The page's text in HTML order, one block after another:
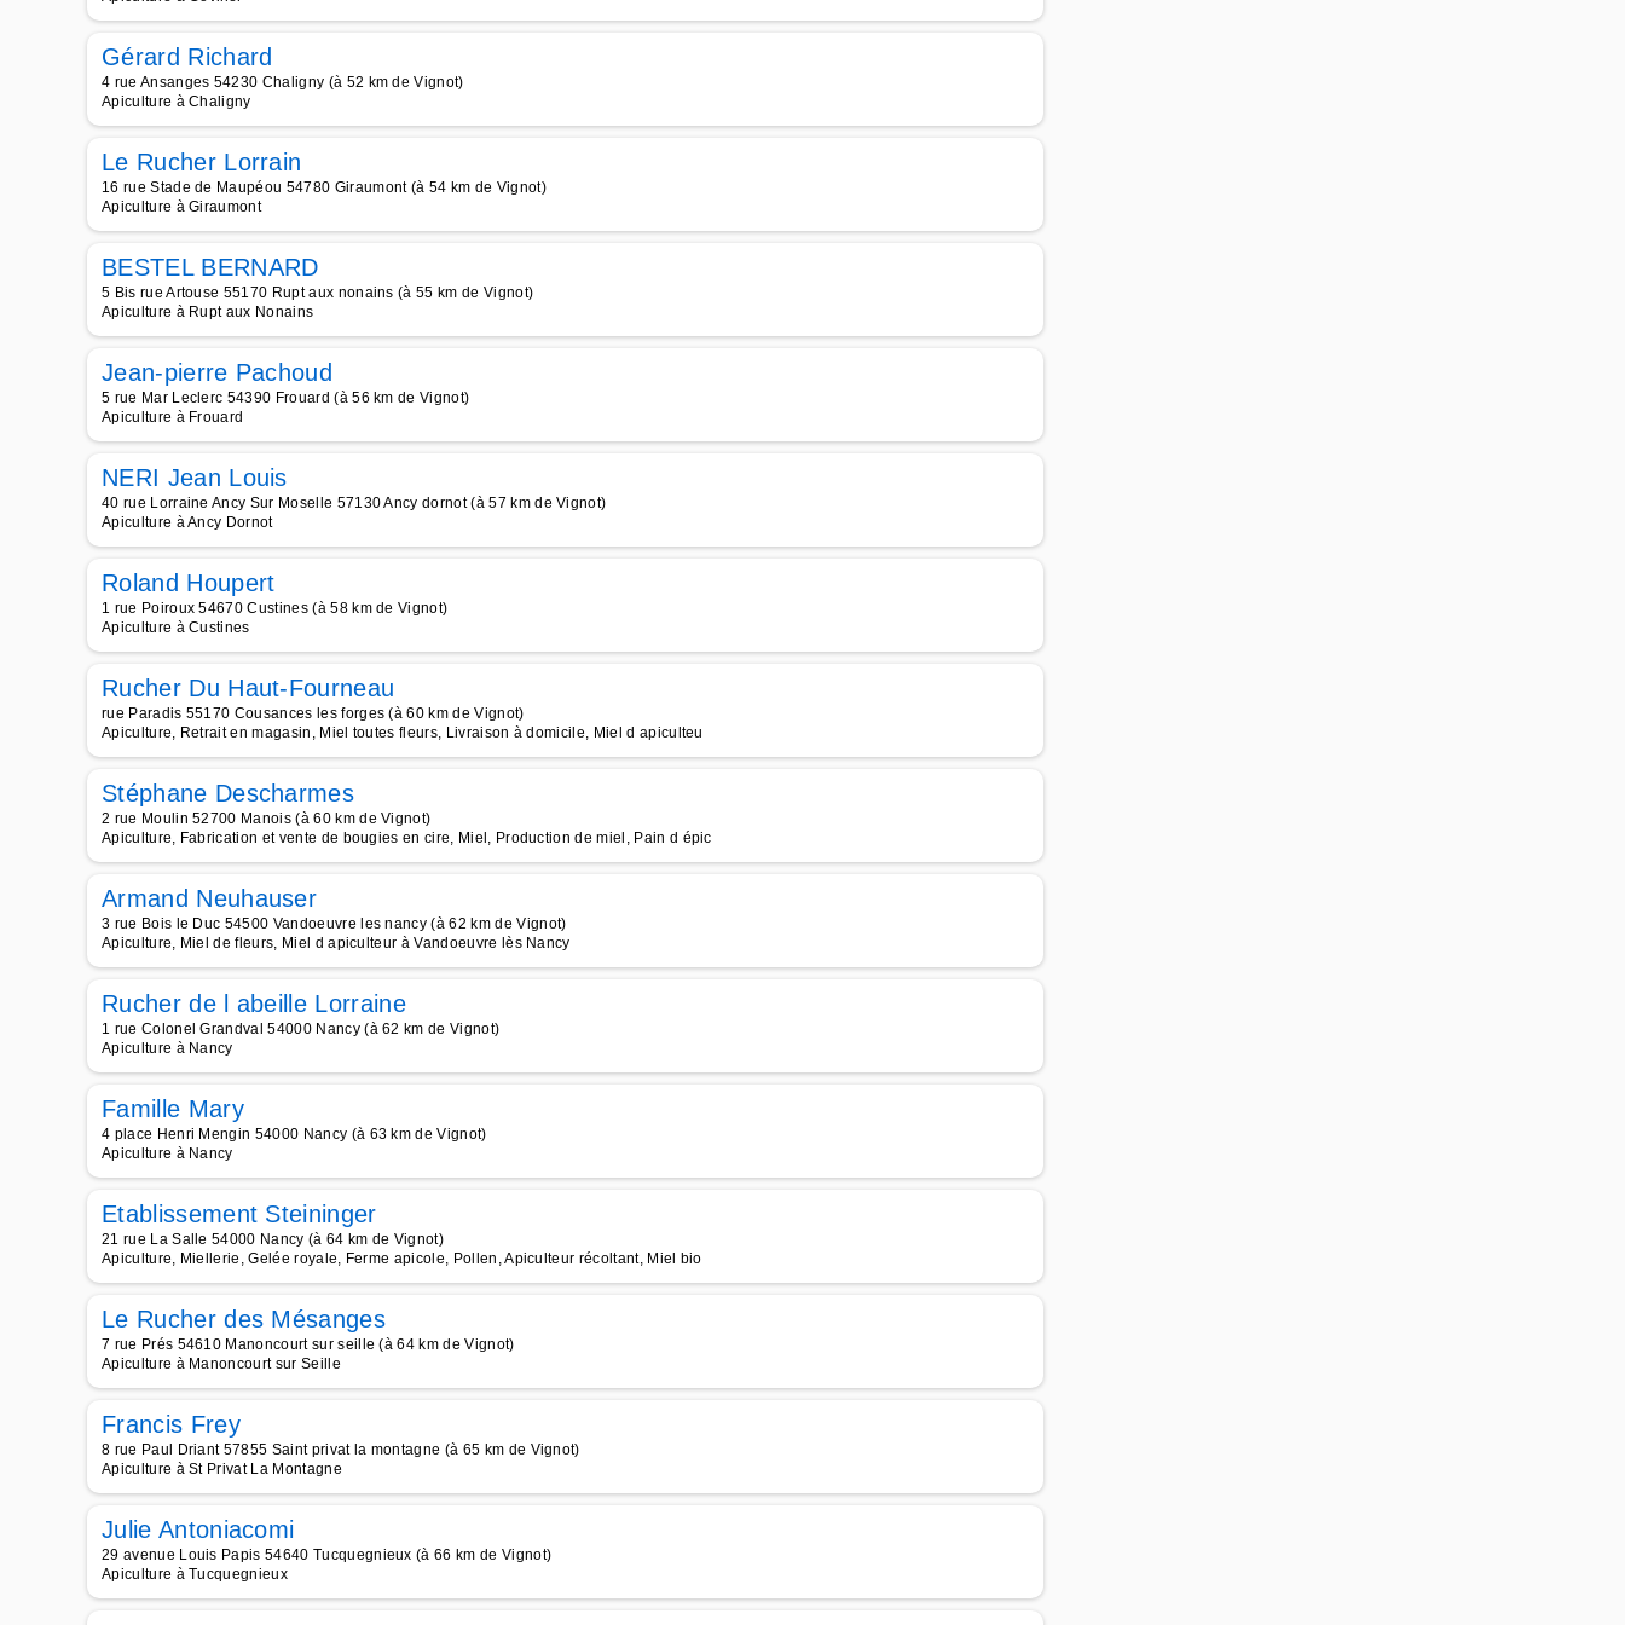
Gérard Richard
4 rue Ansanges 54230 Chaligny (à 52 km de Vignot)
Apiculture à Chaligny
Le Rucher Lorrain
16 rue Stade de Maupéou 54780 Giraumont (à 54 km de Vignot)
Apiculture à Giraumont
BESTEL BERNARD
5 Bis rue Artouse 55170 Rupt aux nonains (à 55 km de Vignot)
Apiculture à Rupt aux Nonains
Jean-pierre Pachoud
5 rue Mar Leclerc 54390 Frouard (à 56 km de Vignot)
Apiculture à Frouard
NERI Jean Louis
40 rue Lorraine Ancy Sur Moselle 57130 Ancy dornot (à 57 km de Vignot)
Apiculture à Ancy Dornot
Roland Houpert
1 rue Poiroux 54670 Custines (à 58 km de Vignot)
Apiculture à Custines
Rucher Du Haut-Fourneau
rue Paradis 55170 Cousances les forges (à 60 km de Vignot)
Apiculture, Retrait en magasin, Miel toutes fleurs, Livraison à domicile, Miel d apiculteu
Stéphane Descharmes
2 rue Moulin 52700 Manois (à 60 km de Vignot)
Apiculture, Fabrication et vente de bougies en cire, Miel, Production de miel, Pain d épic
Armand Neuhauser
3 rue Bois le Duc 54500 Vandoeuvre les nancy (à 62 km de Vignot)
Apiculture, Miel de fleurs, Miel d apiculteur à Vandoeuvre lès Nancy
Rucher de l abeille Lorraine
1 rue Colonel Grandval 54000 Nancy (à 62 km de Vignot)
Apiculture à Nancy
Famille Mary
4 place Henri Mengin 54000 Nancy (à 63 km de Vignot)
Apiculture à Nancy
Etablissement Steininger
21 rue La Salle 54000 Nancy (à 64 km de Vignot)
Apiculture, Miellerie, Gelée royale, Ferme apicole, Pollen, Apiculteur récoltant, Miel bio
Le Rucher des Mésanges
7 rue Prés 54610 Manoncourt sur seille (à 64 km de Vignot)
Apiculture à Manoncourt sur Seille
Francis Frey
8 rue Paul Driant 57855 Saint privat la montagne (à 65 km de Vignot)
Apiculture à St Privat La Montagne
Julie Antoniacomi
29 avenue Louis Papis 54640 Tucquegnieux (à 66 km de Vignot)
Apiculture à Tucquegnieux